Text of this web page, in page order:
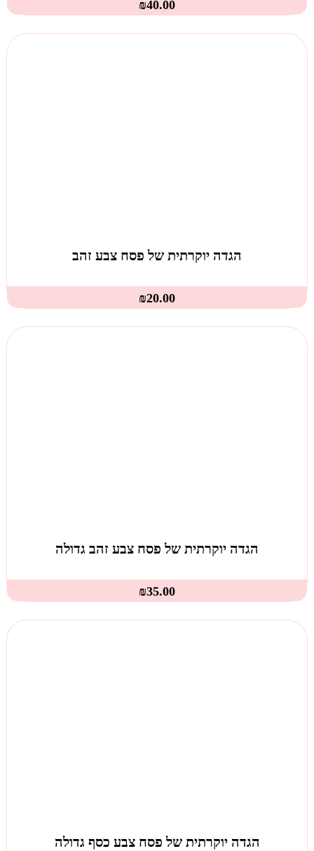
₪40.00
הגדה יוקרתית של פסח צבע זהב
₪20.00
הגדה יוקרתית של פסח צבע זהב גדולה
₪35.00
הגדה יוקרתית של פסח צבע כסף גדולה